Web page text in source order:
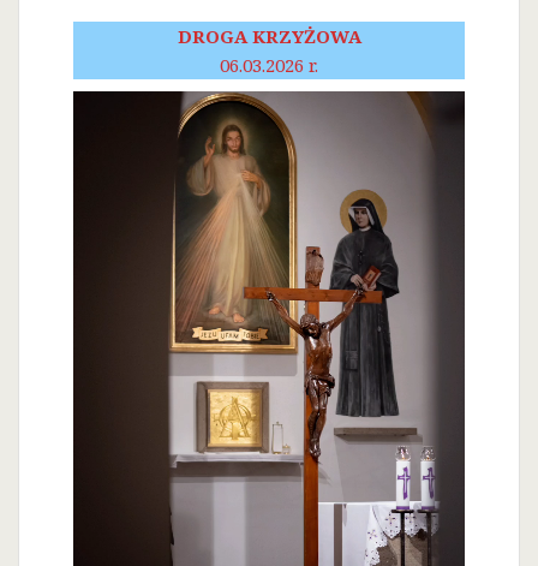
DROGA KRZYŻOWA
06.03.2026 r.